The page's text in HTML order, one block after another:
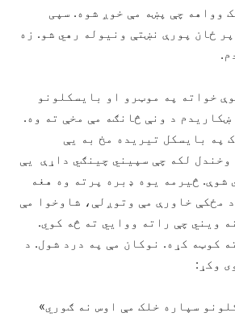
وواهه چې پښه مې خوږ شوه. سپی
ځان پورې نښتې ونیوله رهي شو. زه
خواته په موټرو او بایسکلونو
ښکاریدم د ونې څانګه مې مخې ته وه.
په بایسکل تیریده مخ به یې
وخندل لکه چې سپیني چینګي داړې یې
شوې. څیرمه یوه ډبره پرته وه هغه
مځکې خاورې مې وتوږلې، شاوخوا مې
ویني چې راته ووایي ته څه کوي.
کوټه کړه. نوکان مې په درد شول. د
وکړ:
سپاره خلک مې اوس نه ګوري»